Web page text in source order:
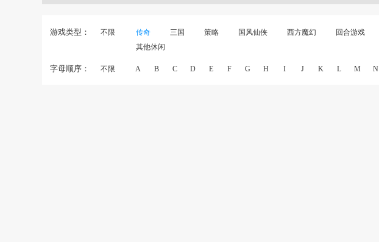
游戏类型： 不限 传奇 三国 策略 国风仙侠 西方魔幻 回合游戏
其他休闲
字母顺序： 不限 A B C D E F G H I J K L M N